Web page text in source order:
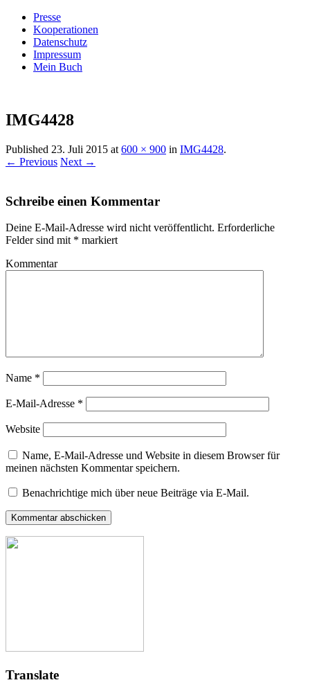
Presse
Kooperationen
Datenschutz
Impressum
Mein Buch
Villa König
IMG4428
Published 23. Juli 2015 at 600 × 900 in IMG4428.
← Previous Next →
Schreibe einen Kommentar
Deine E-Mail-Adresse wird nicht veröffentlicht. Erforderliche
Felder sind mit * markiert
Kommentar
Name *
E-Mail-Adresse *
Website
Name, E-Mail-Adresse und Website in diesem Browser für
meinen nächsten Kommentar speichern.
Benachrichtige mich über neue Beiträge via E-Mail.
Translate